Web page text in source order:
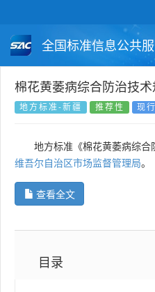
全国标准信息公共
国家标准 行
国外标准 技术
棉花黄萎病综合防治技术
地方标准-新疆 推荐性 现行
地方标准《棉花黄萎病综合
维吾尔自治区市场监督管理局。
查看全文
目录